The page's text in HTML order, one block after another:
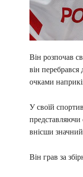
Він розпочав
він
очками
У своїй
представляючи
внісши значний
Він грав за